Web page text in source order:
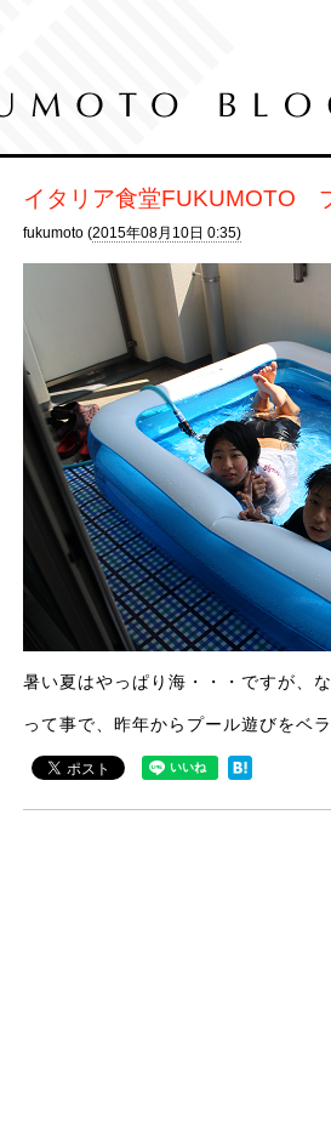
イタリア食堂FUKUMOTO
fukumoto (2015年08月10日 0:35)
暑い夏はやっぱり海・・・ですが、
って事で、昨年からプール遊びを